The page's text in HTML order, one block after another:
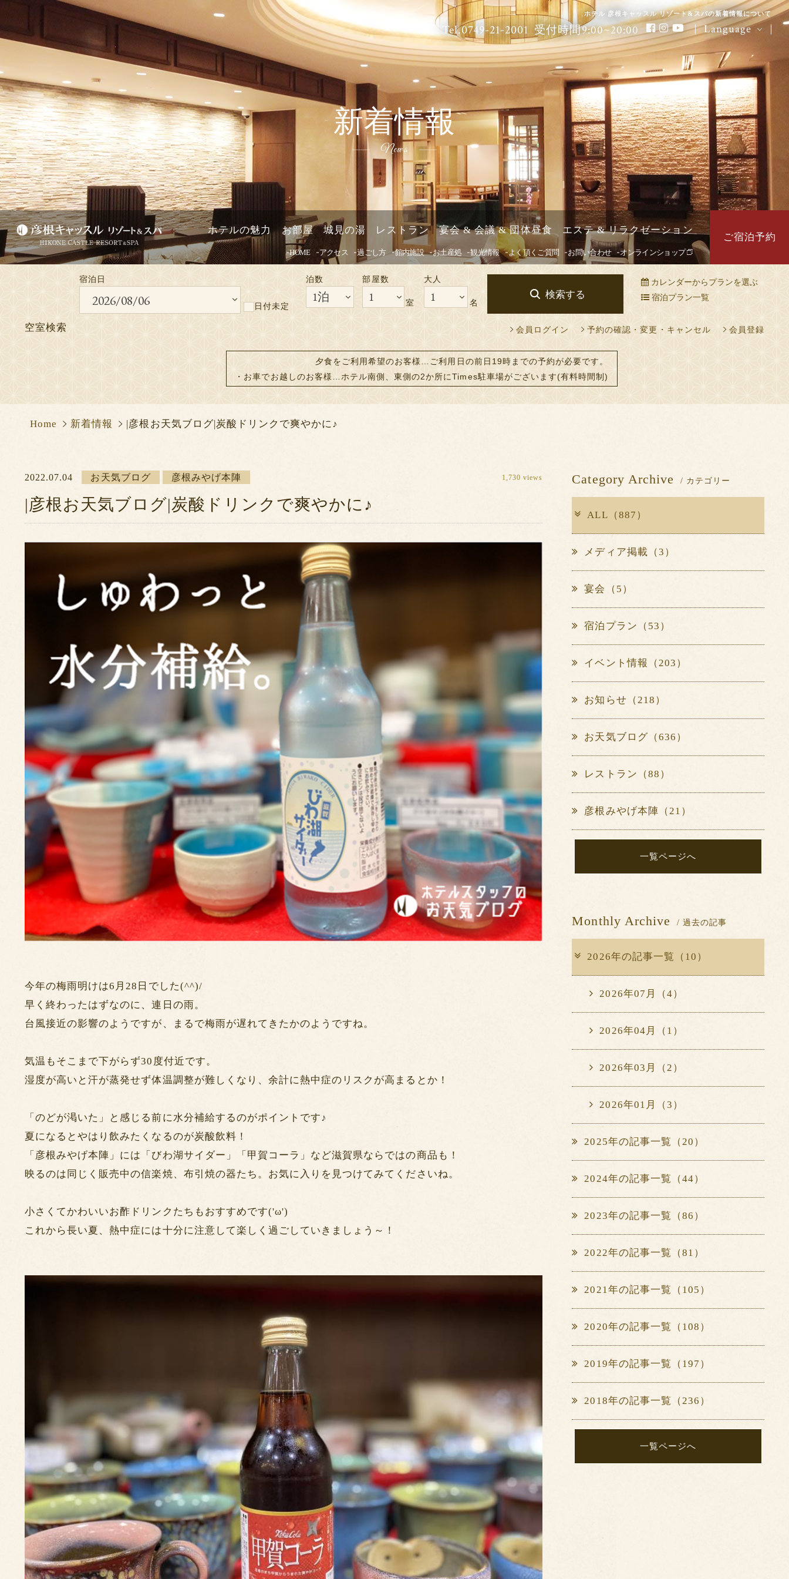
ホテル 彦根キャッスル リゾート&スパの新着情報について
Tel.0749-21-2001 受付時間9:00~20:00 Language
彦根キャッスル リゾート＆スパ
ホテルの魅力 お部屋 城見の湯 レストラン 宴会 & 会議 & 団体昼食 エステ & リラクゼーション
HOME アクセス 過ごし方 館内施設 お土産処 観光情報 よく頂くご質問 お問い合わせ オンラインショップ
ご宿泊予約
新着情報
News
空室検索
宿泊日
日付未定
泊数 部屋数
室
大人
名
検索する
カレンダーからプランを選ぶ
宿泊プラン一覧
会員ログイン 予約の確認・変更・キャンセル 会員登録
夕食をご利用希望のお客様…ご利用日の前日19時までの予約が必要です。
・お車でお越しのお客様…ホテル南側、東側の2か所にTimes駐車場がございます(有料時間制)
Home 新着情報 |彦根お天気ブログ|炭酸ドリンクで爽やかに♪
2022.07.04 お天気ブログ 彦根みやげ本陣
|彦根お天気ブログ|炭酸ドリンクで爽やかに♪
1,730 views
今年の梅雨明けは6月28日でした(^^)/
早く終わったはずなのに、連日の雨。
台風接近の影響のようですが、まるで梅雨が遅れてきたかのようですね。
気温もそこまで下がらず30度付近です。
湿度が高いと汗が蒸発せず体温調整が難しくなり、余計に熱中症のリスクが高まるとか！
「のどが渇いた」と感じる前に水分補給するのがポイントです♪
夏になるとやはり飲みたくなるのが炭酸飲料！
「彦根みやげ本陣」には「びわ湖サイダー」「甲賀コーラ」など滋賀県ならではの商品も！
映るのは同じく販売中の信楽焼、布引焼の器たち。お気に入りを見つけてみてくださいね。
小さくてかわいいお酢ドリンクたちもおすすめです('ω')
これから長い夏、熱中症には十分に注意して楽しく過ごしていきましょう～！
Category Archive / カテゴリー
ALL（887）
メディア掲載（3）
宴会（5）
宿泊プラン（53）
イベント情報（203）
お知らせ（218）
お天気ブログ（636）
レストラン（88）
彦根みやげ本陣（21）
一覧ページへ
Monthly Archive / 過去の記事
2026年の記事一覧（10）
2026年07月（4）
2026年04月（1）
2026年03月（2）
2026年01月（3）
2025年の記事一覧（20）
2024年の記事一覧（44）
2023年の記事一覧（86）
2022年の記事一覧（81）
2021年の記事一覧（105）
2020年の記事一覧（108）
2019年の記事一覧（197）
2018年の記事一覧（236）
一覧ページへ
空室検索
宿泊日 泊数 部屋数
室
大人
検索する
プラン一覧 空室カレンダー
会員ログイン
予約の確認・変更・キャンセル
会員登録
※2021/07/19の午後2時より予約システムが変更となりました。それ以前にご予約のお客様で予約内容に変更がある場合は、 こちら からご連絡をお願い致します。